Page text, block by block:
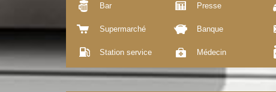
Bar Presse
Supermarché Banque
Station service Médecin